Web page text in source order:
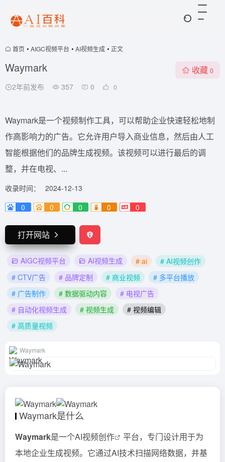
首页 • AIGC视频平台 • AI视频生成 • 正文
Waymark
2年前发布 357 0 0
收藏 0
Waymark是一个视频制作工具，可以帮助企业快速轻松地制
作高影响力的广告。它允许用户导入商业信息，然后由人工
智能根据他们的品牌生成视频。该视频可以进行最后的调
整，并在电视、...
收录时间：
2024-12-13
0
0 0 0 0
打开网站
AIGC视频平台 AI视频生成 # ai
# AI视频创作
# CTV广告
# 品牌定制 # 商业视频
# 多平台播放
# 广告制作
# 数据驱动内容
# 电视广告
# 自动化视频生成
# 视频生成
# 视频编辑
# 高质量视频
Waymark
Waymark是什么
Waymark是一个AI视频创作
平台，专门设计用于为
本地企业生成视频。它通过AI技术扫描网络数据，并基